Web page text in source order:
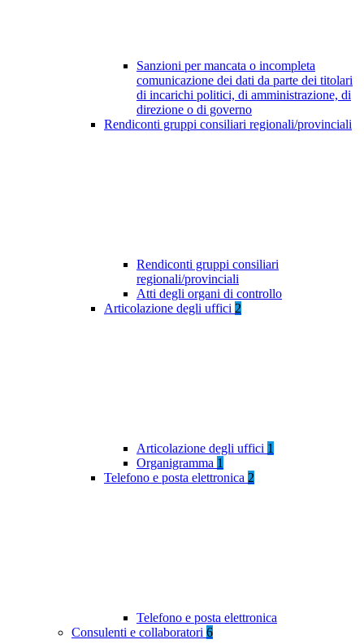
Sanzioni per mancata o incompleta
comunicazione dei dati da parte dei titolari
di incarichi politici, di amministrazione, di
direzione o di governo
Rendiconti gruppi consiliari regionali/provinciali
Rendiconti gruppi consiliari
regionali/provinciali
Atti degli organi di controllo
Articolazione degli uffici 2
Articolazione degli uffici 1
Organigramma 1
Telefono e posta elettronica 2
Telefono e posta elettronica
Consulenti e collaboratori 6